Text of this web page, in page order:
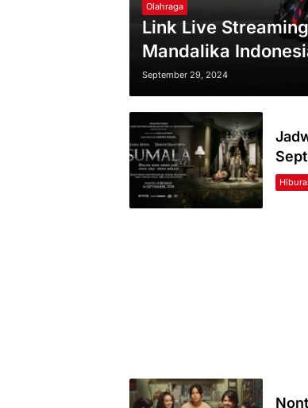
Olahraga
Link Live
Mandalika
September 29, 2024